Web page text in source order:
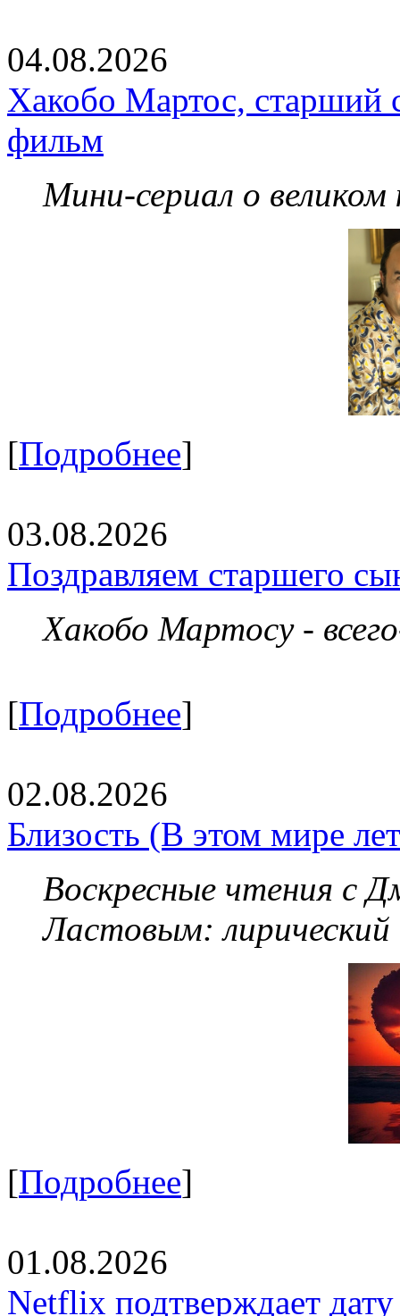
04.08.2026
Хакобо Мартос, старший
фильм
Мини-сериал о великом
[Подробнее]
03.08.2026
Поздравляем старшего
Хакобо Мартосу -
[Подробнее]
02.08.2026
Близость (В этом мире
Воскресные чтения с
Ластовым:
[Подробнее]
01.08.2026
Netflix подтверждает